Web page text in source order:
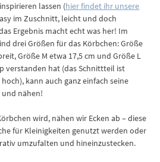
lassen (hier findet ihr unsere
im Zuschnitt, leicht und doch
Ergebnis macht echt was her! Im
drei Größen für das Körbchen: Größe
Größe M etwa 17,5 cm und Größe L
verstanden hat (das Schnittteil ist
kann auch ganz einfach seine
und nähen!
wird, nähen wir Ecken ab – diese
für Kleinigkeiten genutzt werden oder
umzufalten und hineinzustecken.